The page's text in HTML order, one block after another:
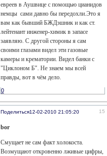
евреев в Аушвице с помощью цианидов
немцы сами давно бы передохли.Это я
вам как бывший БЖДэшник и как ст.
лейтенант инженер-химик в запасе
заявляю. С другой стороны я сам
своими глазами видел эти газовые
камеры и крематории. Видел банки с
"Циклоном Б". Не знаем мы всей
правды, вот в чём дело.
0
Поделиться 15
12-02-2010 21:05:20
bor
Cмущает не сам факт холокоста.
Возмущают откровенно лживые цифры,